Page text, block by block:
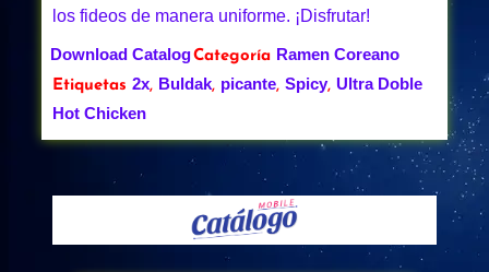
los fideos de manera uniforme. ¡Disfrutar!
Download CatalogCategoría Ramen Coreano
Etiquetas 2x, Buldak, picante, Spicy, Ultra Doble
Hot Chicken